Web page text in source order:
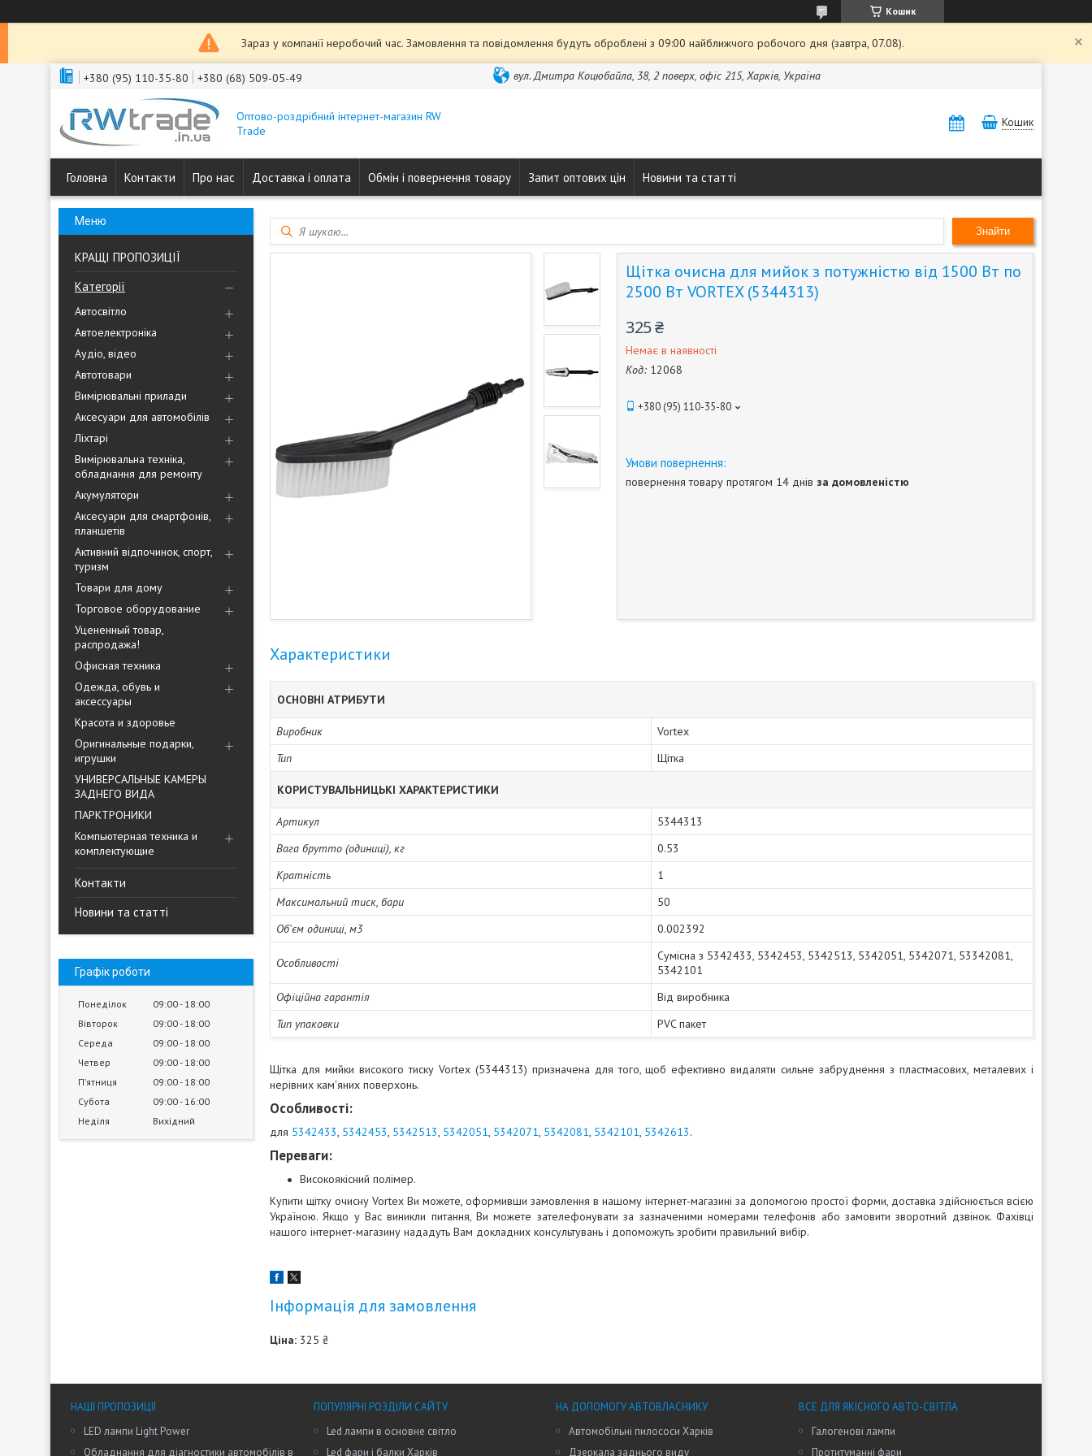
Кошик
Зараз у компанії неробочий час. Замовлення та повідомлення будуть оброблені з 09:00 найближчого робочого дня (завтра, 07.08).
+380 (95) 110-35-80 +380 (68) 509-05-49 вул. Дмитра Коцюбайла, 38, 2 поверх, офіс 215, Харків, Україна
Оптово-роздрібний інтернет-магазин RW
Trade
Кошик
Головна Контакти Про нас Доставка і оплата Обмін і повернення товару Запит оптових цін Новини та статті
КРАЩІ ПРОПОЗИЦІЇ
Категорії
Автосвітло
Автоелектроніка
Аудіо, відео
Автотовари
Вимірювальні прилади
Аксесуари для автомобілів
Ліхтарі
Вимірювальна техніка,
обладнання для ремонту
Акумулятори
Аксесуари для смартфонів,
планшетів
Активний відпочинок, спорт,
туризм
Товари для дому
Торговое оборудование
Уцененный товар,
распродажа!
Офисная техника
Одежда, обувь и
аксессуары
Красота и здоровье
Оригинальные подарки,
игрушки
УНИВЕРСАЛЬНЫЕ КАМЕРЫ
ЗАДНЕГО ВИДА
ПАРКТРОНИКИ
Компьютерная техника и
комплектующие
Контакти
Новини та статті
Графік роботи
Понеділок 09:00 18:00
Вівторок
09:00 18:00
Середа
09:00 18:00
Четвер
09:00 18:00
Пʼятниця
09:00 18:00
Субота
09:00 16:00
Неділя
Вихідний
Знайти
Щітка очисна для мийок з потужністю від 1500 Вт по
2500 Вт VORTEX (5344313)
325 ₴
Немає в наявності
Код: 12068
+380 (95) 110-35-80
повернення товару протягом 14 днів за домовленістю
Характеристики
ОСНОВНІ АТРИБУТИ
Виробник
Vortex
Тип
Щітка
КОРИСТУВАЛЬНИЦЬКІ ХАРАКТЕРИСТИКИ
Артикул
5344313
Вага брутто (одиниці), кг
0.53
Кратність
1
Максимальний тиск, бари
50
Об'єм одиниці, м3
0.002392
Особливості
Сумісна з 5342433, 5342453, 5342513, 5342051, 5342071, 53342081,
5342101
Офіційна гарантія
Від виробника
Тип упаковки
PVC пакет
Щітка для мийки високого тиску Vortex (5344313) призначена для того, щоб ефективно видаляти сильне забруднення з пластмасових, металевих і
нерівних кам'яних поверхонь.
Особливості:
для 5342433, 5342453, 5342513, 5342051, 5342071, 5342081, 5342101, 5342613.
Переваги:
Високоякісний полімер.
Купити щітку очисну Vortex Ви можете, оформивши замовлення в нашому інтернет-магазині за допомогою простої форми, доставка здійснюється всією
Україною. Якщо у Вас виникли питання, Ви можете зателефонувати за зазначеними номерами телефонів або замовити зворотний дзвінок. Фахівці
нашого інтернет-магазину нададуть Вам докладних консультувань і допоможуть зробити правильний вибір.
Інформація для замовлення
Ціна: 325 ₴
НАШІ ПРОПОЗИЦІЇ
LED лампи Light Power
Обладнання для діагностики автомобілів в
ПОПУЛЯРНІ РОЗДІЛИ САЙТУ
Led лампи в основне світло
Led фари і балки Харків
НА ДОПОМОГУ АВТОВЛАСНИКУ
Автомобільні пилососи Харків
Дзеркала заднього виду
ВСЕ ДЛЯ ЯКІСНОГО АВТО-СВІТЛА
Галогенові лампи
Протитуманні фари